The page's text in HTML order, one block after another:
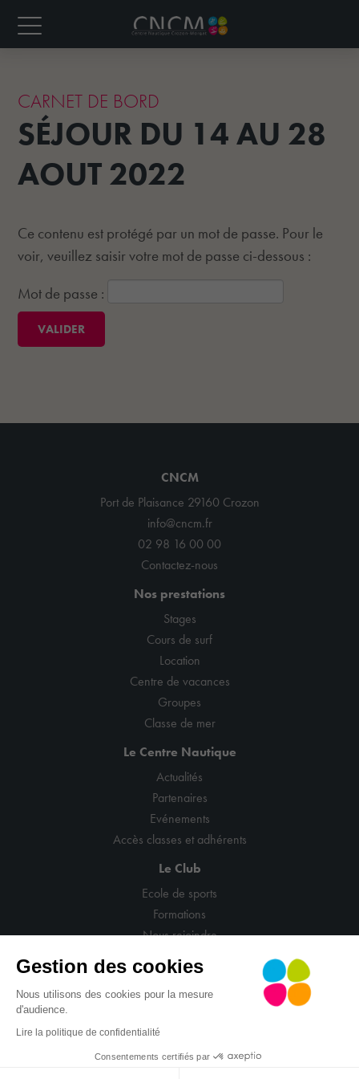
CARNET DE BORD
SÉJOUR DU 14 AU 28
AOUT 2022
Ce contenu est protégé par un mot de passe. Pour le
voir, veuillez saisir votre mot de passe ci-dessous :
Mot de passe :
CNCM
Port de Plaisance 29160 Crozon
info@cncm.fr
02 98 16 00 00
Contactez-nous
Nos prestations
Stages
Cours de surf
Location
Centre de vacances
Groupes
Classe de mer
Le Centre Nautique
Actualités
Partenaires
Evénements
Accès classes et adhérents
Le Club
Ecole de sports
Formations
Nous rejoindre
CGV
Gestion cookies
Gestion des cookies
Nous utilisons des cookies pour la mesure
d'audience.
Lire la politique de confidentialité
Consentements certifiés par